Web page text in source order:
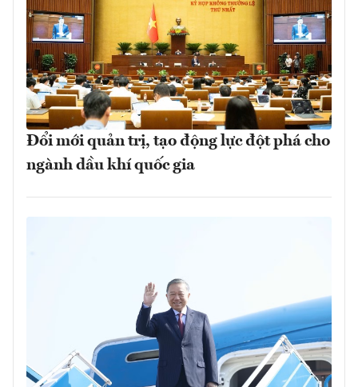
Đổi mới quản trị, tạo động lực đột phá cho
ngành dầu khí quốc gia